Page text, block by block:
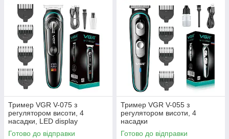
Тример VGR V-075 з
регулятором висоти, 4
насадки, LED display
Готово до відправки
Тример VGR V-055 з
регулятором висоти, 4
насадки
Готово до відправки